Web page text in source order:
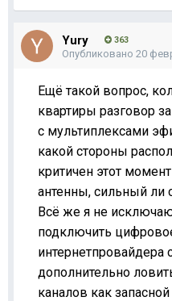
Yury 363
Опубликовано 20
Ещё такой вопрос,
квартиры разговор
с мультиплексами
какой стороны
критичен этот
антенны, сильный ли
Всё же я не
подключить
интернетпровайдера
дополнительно
каналов как запасной